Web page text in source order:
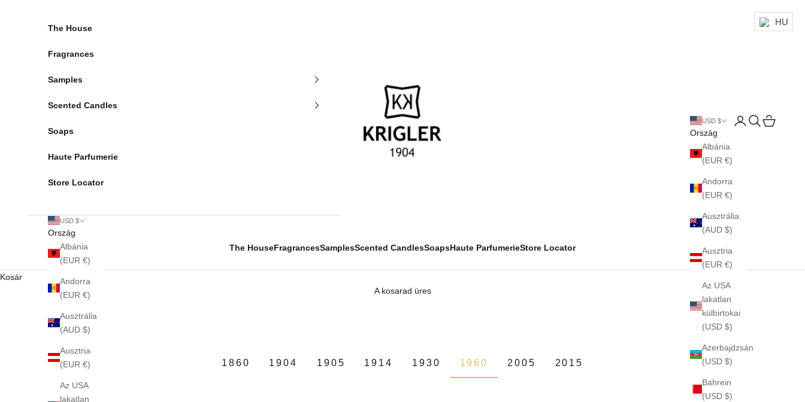
krigler
The HouseFragrancesSamplesScented CandlesSoapsHaute ParfumerieStore Locator
USD $
Ország
Albánia
(EUR €)
Andorra
(EUR €)
Ausztrália
(AUD $)
Ausztria
(EUR €)
Az USA
lakatlan
külbirtokai
(USD $)
Azerbajdzsán
(USD $)
Bahrein
(USD $)
Bejelentkezés
Keresés
Kosár
The House
Fragrances
Samples
Scented Candles
Soaps
Haute Parfumerie
Store Locator
USD $
Ország
Albánia
(EUR €)
Andorra
(EUR €)
Ausztrália
(AUD $)
Ausztria
(EUR €)
Az USA
lakatlan
Kosár
A kosarad üres
1860 1904 1905 1914 1930 1960 2005 2015
HU